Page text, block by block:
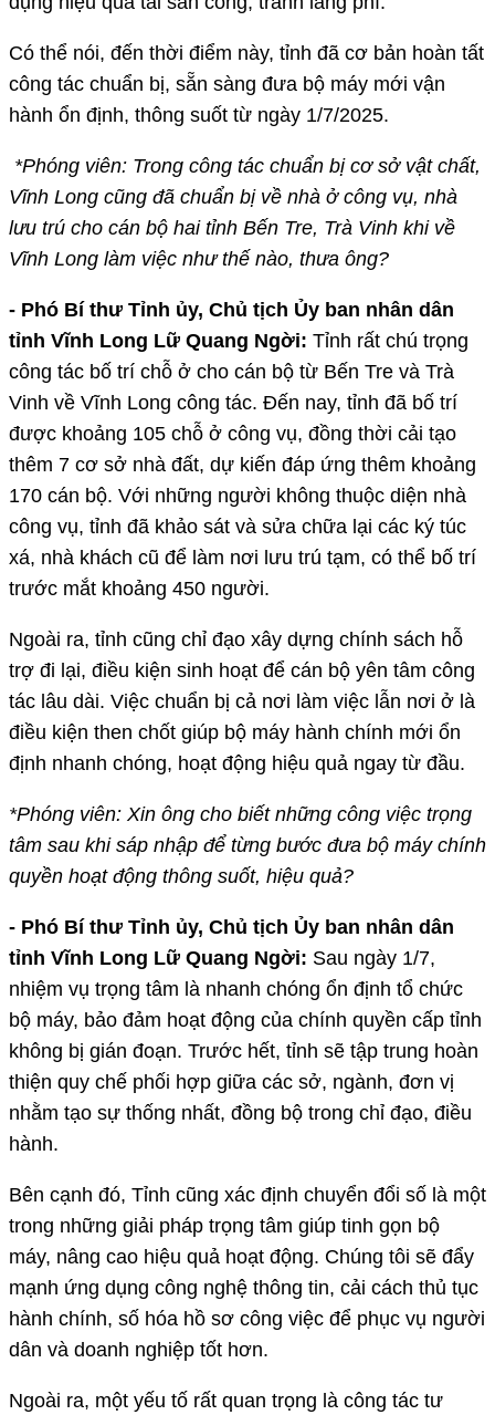
Có thể nói, đến thời điểm này, tỉnh đã cơ bản hoàn tất
công tác chuẩn bị, sẵn sàng đưa bộ máy mới vận
hành ổn định, thông suốt từ ngày 1/7/2025.
*Phóng viên: Trong công tác chuẩn bị cơ sở vật chất,
Vĩnh Long cũng đã chuẩn bị về nhà ở công vụ, nhà
lưu trú cho cán bộ hai tỉnh Bến Tre, Trà Vinh khi về
Vĩnh Long làm việc như thế nào, thưa ông?
- Phó Bí thư Tỉnh ủy, Chủ tịch Ủy ban nhân dân
tỉnh Vĩnh Long Lữ Quang Ngời: Tỉnh rất chú trọng
công tác bố trí chỗ ở cho cán bộ từ Bến Tre và Trà
Vinh về Vĩnh Long công tác. Đến nay, tỉnh đã bố trí
được khoảng 105 chỗ ở công vụ, đồng thời cải tạo
thêm 7 cơ sở nhà đất, dự kiến đáp ứng thêm khoảng
170 cán bộ. Với những người không thuộc diện nhà
công vụ, tỉnh đã khảo sát và sửa chữa lại các ký túc
xá, nhà khách cũ để làm nơi lưu trú tạm, có thể bố trí
trước mắt khoảng 450 người.
Ngoài ra, tỉnh cũng chỉ đạo xây dựng chính sách hỗ
trợ đi lại, điều kiện sinh hoạt để cán bộ yên tâm công
tác lâu dài. Việc chuẩn bị cả nơi làm việc lẫn nơi ở là
điều kiện then chốt giúp bộ máy hành chính mới ổn
định nhanh chóng, hoạt động hiệu quả ngay từ đầu.
*Phóng viên: Xin ông cho biết những công việc trọng
tâm sau khi sáp nhập để từng bước đưa bộ máy chính
quyền hoạt động thông suốt, hiệu quả?
- Phó Bí thư Tỉnh ủy, Chủ tịch Ủy ban nhân dân
tỉnh Vĩnh Long Lữ Quang Ngời: Sau ngày 1/7,
nhiệm vụ trọng tâm là nhanh chóng ổn định tổ chức
bộ máy, bảo đảm hoạt động của chính quyền cấp tỉnh
không bị gián đoạn. Trước hết, tỉnh sẽ tập trung hoàn
thiện quy chế phối hợp giữa các sở, ngành, đơn vị
nhằm tạo sự thống nhất, đồng bộ trong chỉ đạo, điều
hành.
Bên cạnh đó, Tỉnh cũng xác định chuyển đổi số là một
trong những giải pháp trọng tâm giúp tinh gọn bộ
máy, nâng cao hiệu quả hoạt động. Chúng tôi sẽ đẩy
mạnh ứng dụng công nghệ thông tin, cải cách thủ tục
hành chính, số hóa hồ sơ công việc để phục vụ người
dân và doanh nghiệp tốt hơn.
Ngoài ra, một yếu tố rất quan trọng là công tác tư